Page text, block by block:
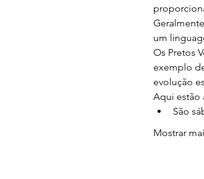
um
Os Pretos
exemplo
evolução
Aqui estão
São
Mostrar